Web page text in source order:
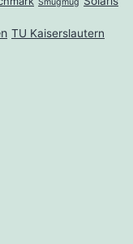
Smugmug
TU Kaiserslautern